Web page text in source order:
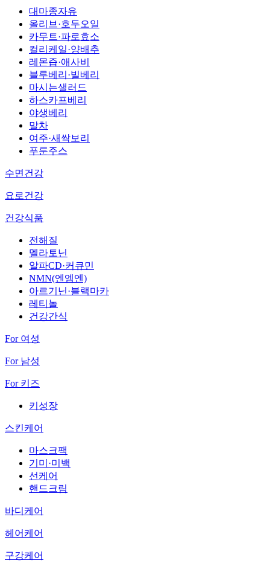
대마종자유
올리브·호두오일
카무트·파로효소
컬리케일·양배추
레몬즙·애사비
블루베리·빌베리
마시는샐러드
하스카프베리
야생베리
말차
여주·새싹보리
푸룬주스
수면건강
요로건강
건강식품
전해질
멜라토닌
알파CD·커큐민
NMN(엔엠엔)
아르기닌·블랙마카
레티놀
건강간식
For 여성
For 남성
For 키즈
키성장
스킨케어
마스크팩
기미·미백
선케어
핸드크림
바디케어
헤어케어
구강케어